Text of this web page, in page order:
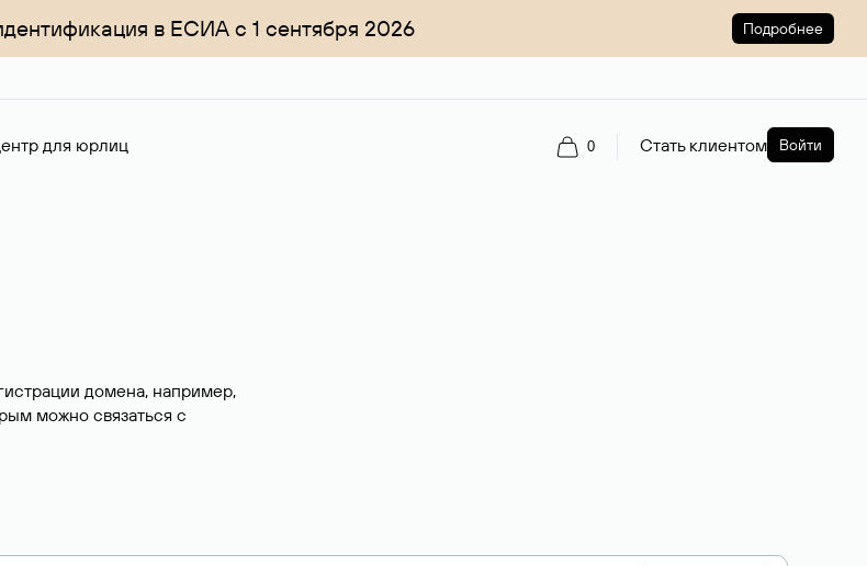
в ЕСИА с 1 сентября 2026 Подробнее
для юрлиц 0 Стать клиентом Войти
домена, например,
можно связаться с